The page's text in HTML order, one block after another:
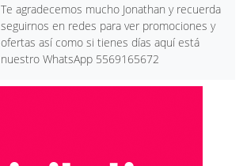
Te agradecemos mucho Jonathan y recuerda
seguirnos en redes para ver promociones y
ofertas así como si tienes días aquí está
nuestro WhatsApp 5569165672